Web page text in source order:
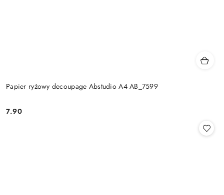
Papier ryżowy decoupage Abstudio A4 AB_7599
Cena:
7.90